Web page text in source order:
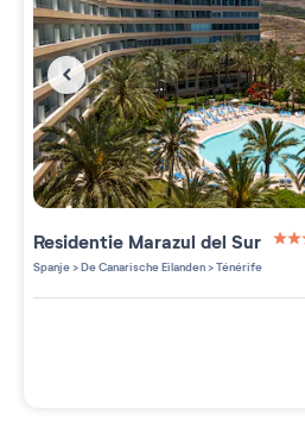
Residentie Marazul del Sur
Spanje>De Canarische Eilanden>Ténérife